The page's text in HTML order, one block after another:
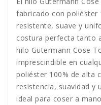
fabricado con poliéster
resistente, suave y
costura perfecta tanto
hilo Gütermann Cose
imprescindible en
poliéster 100% de alta
resistencia, suavidad y
ideal para coser a